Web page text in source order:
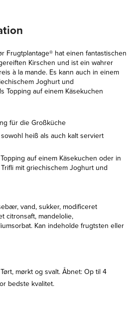
Frugtplantage® hat einen fantastischen
Kirschen und ist ein wahrer
à la mande. Es kann auch in einem
Joghurt und
Topping auf einem Käsekuchen
für die Großküche
heiß als auch kalt serviert
auf einem Käsekuchen oder in
mit griechischem Joghurt und
vand, sukker, modificeret
citronsaft, mandelolie,
Kan indeholde frugtsten eller
mørkt og svalt. Åbnet: Op til 4
bedste kvalitet.